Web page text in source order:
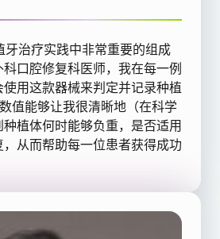
牙治疗实践中非常重要的组成
口腔修复科医师，我在每一例
用这款器械来判定并记录种植
值能够让我很清晰地（在科学
植体何时能够负重，是否适用
从而帮助每一位患者获得成功